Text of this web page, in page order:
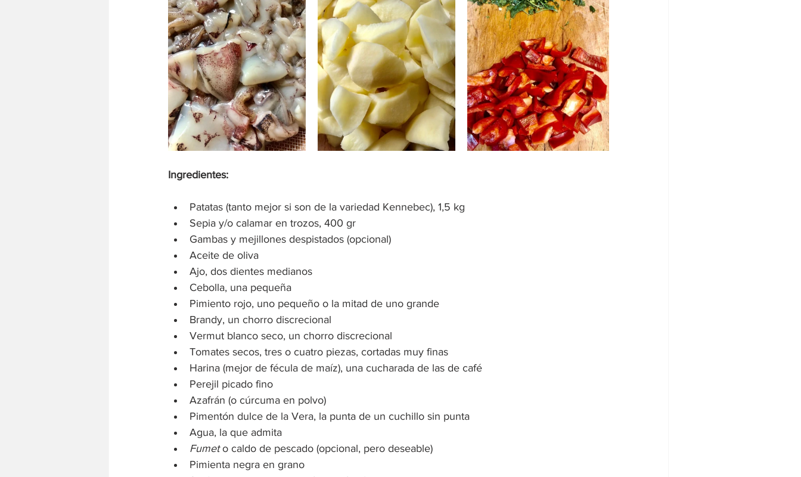
Ingredientes:
Patatas (tanto mejor si son de la variedad Kennebec), 1,5 kg
Sepia y/o calamar en trozos, 400 gr
Gambas y mejillones despistados (opcional)
Aceite de oliva
Ajo, dos dientes medianos
Cebolla, una pequeña
Pimiento rojo, uno pequeño o la mitad de uno grande
Brandy, un chorro discrecional
Vermut blanco seco, un chorro discrecional
Tomates secos, tres o cuatro piezas, cortadas muy finas
Harina (mejor de fécula de maíz), una cucharada de las de café
Perejil picado fino
Azafrán (o cúrcuma en polvo)
Pimentón dulce de la Vera, la punta de un cuchillo sin punta
Agua, la que admita
Fumet o caldo de pescado (opcional, pero deseable)
Pimienta negra en grano